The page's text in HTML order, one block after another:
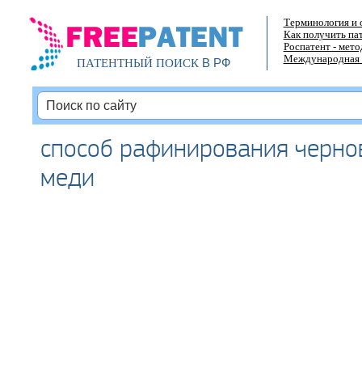
ПАТЕНТНЫЙ ПОИСКВ РФ
Терминология и
Как получить
Роспатент -
Международная
способ рафинирования
меди